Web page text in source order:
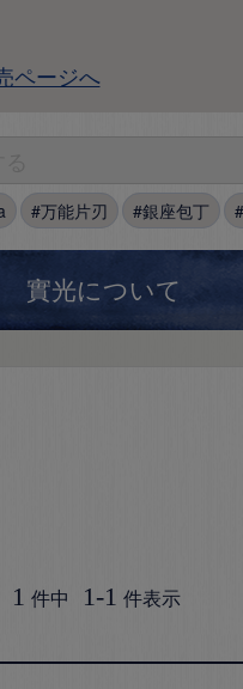
ページへ
万能片刃 銀座包丁
實光について
1 件中 1-1 件表示